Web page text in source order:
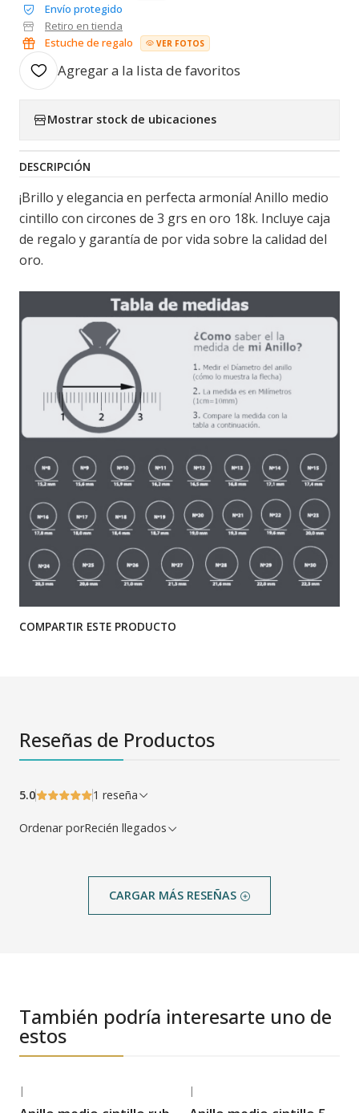
Envío protegido
Retiro en tienda
Estuche de regalo
VER FOTOS
Agregar a la lista de favoritos
Mostrar stock de ubicaciones
DESCRIPCIÓN
¡Brillo y elegancia en perfecta armonía! Anillo medio
cintillo con circones de 3 grs en oro 18k. Incluye caja
de regalo y garantía de por vida sobre la calidad del
oro.
COMPARTIR ESTE PRODUCTO
Reseñas de Productos
5.0 1 reseña
Ordenar porRecién llegados
CARGAR MÁS RESEÑAS
También podría interesarte uno de
estos
| |